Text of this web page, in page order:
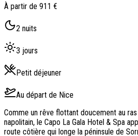
À partir de 911 €
2 nuits
3 jours
Petit déjeuner
Au départ de Nice
Comme un rêve flottant doucement au
napolitain, le Capo La Gala Hotel & Spa
route côtière qui longe la péninsule de